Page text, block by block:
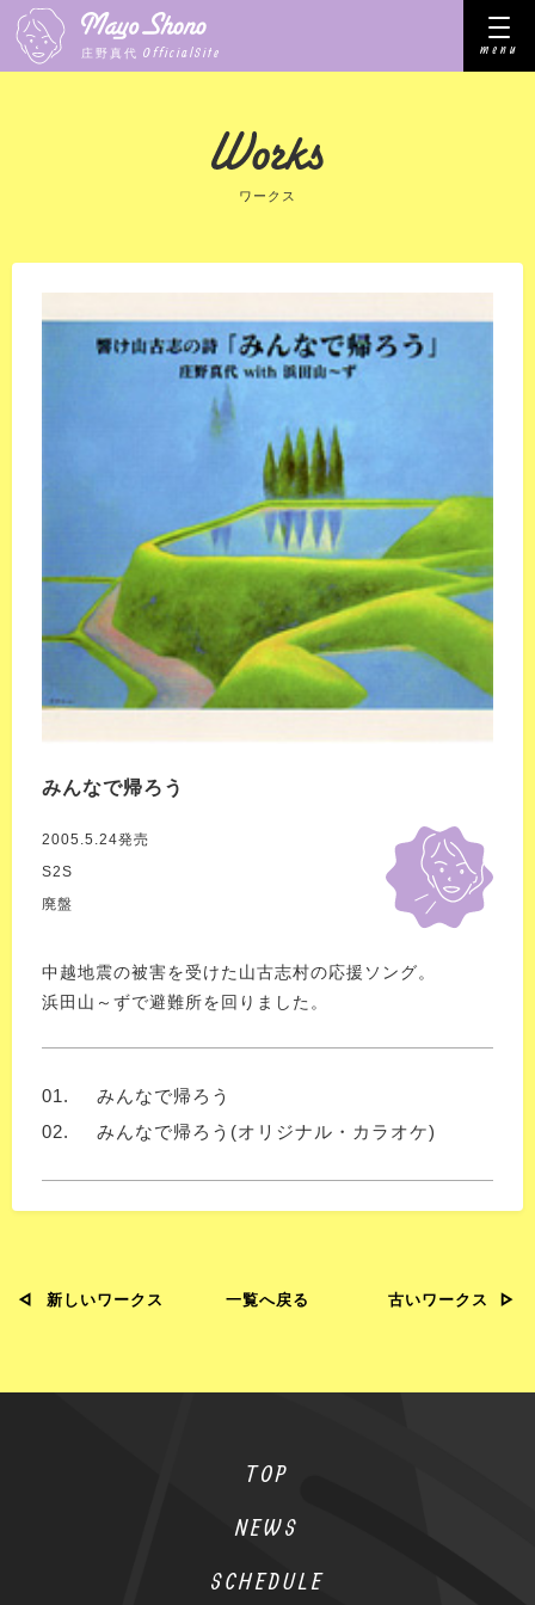
庄野真代 OfficialSite
ワークス
みんなで帰ろう
2005.5.24発売
S2S
廃盤
中越地震の被害を受けた山古志村の応援ソング。
浜田山～ずで避難所を回りました。
01.
みんなで帰ろう
02.
みんなで帰ろう(オリジナル・カラオケ)
新しいワークス 一覧へ戻る 古いワークス
TOP
NEWS
SCHEDULE
menu